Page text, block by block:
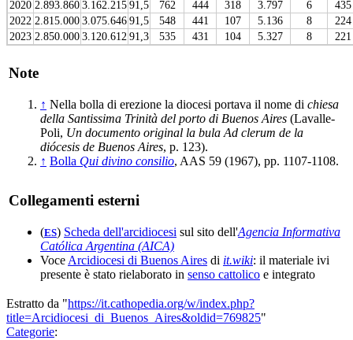
2020 2.893.8603.162.21591,5 762 444 318 3.797 6
435
2022 2.815.0003.075.64691,5 548 441 107 5.136 8
224
2023 2.850.0003.120.61291,3 535 431 104 5.327 8 221
Note
↑ Nella bolla di erezione la diocesi portava il nome di chiesa
della Santissima Trinità del porto di Buenos Aires (Lavalle-
Poli, Un documento original la bula Ad clerum de la
diócesis de Buenos Aires, p. 123).
↑ Bolla Qui divino consilio, AAS 59 (1967), pp. 1107-1108.
Collegamenti esterni
(ES) Scheda dell'arcidiocesi sul sito dell'Agencia Informativa
Católica Argentina (AICA)
VoceArcidiocesi di Buenos Aires di it.wiki: il materiale ivi
presente è stato rielaborato in senso cattolico e integrato
Estratto da "https://it.cathopedia.org/w/index.php?
title=Arcidiocesi_di_Buenos_Aires&oldid=769825"
Categorie: